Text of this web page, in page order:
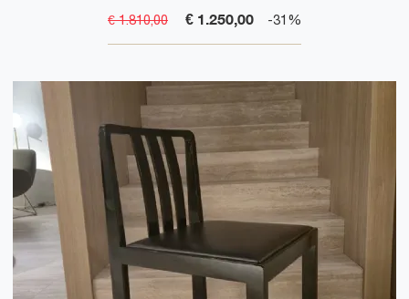
€ 1.810,00 € 1.250,00 -31%